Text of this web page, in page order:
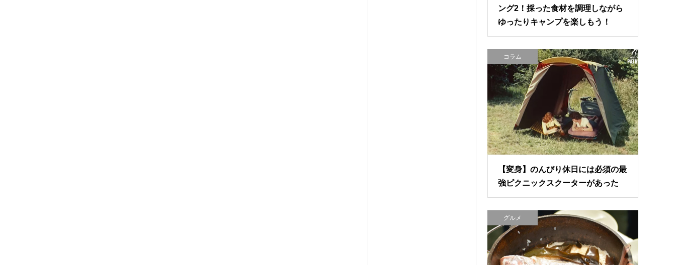
ング2！採った食材を調理しながら
ゆったりキャンプを楽しもう！
コラム
【変身】のんびり休日には必須の最
強ピクニックスクーターがあった
グルメ